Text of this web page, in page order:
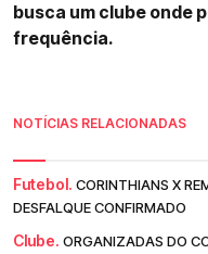
busca um clube onde
frequência.
NOTÍCIAS RELACIONADAS
Futebol. CORINTHIANS X
DESFALQUE CONFIRMADO
Clube. ORGANIZADAS DO